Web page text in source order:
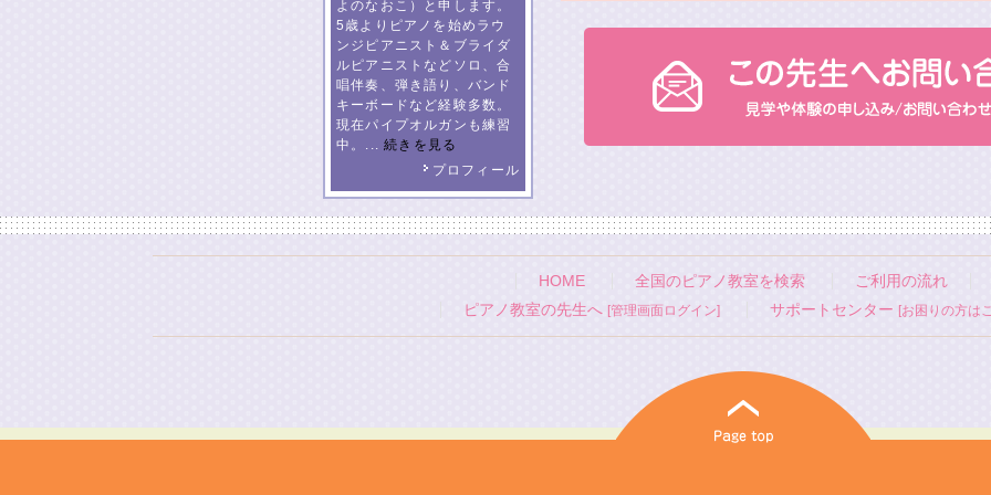
よのなおこ）と申します。
5歳よりピアノを始めラウ
ンジピアニスト＆ブライダ
ルピアニストなどソロ、合
唱伴奏、弾き語り、バンド
キーボードなど経験多数。
現在パイプオルガンも練習
中。...続きを見る
プロフィール
HOME 全国のピアノ教室を検索
ご利用の流れ
ピアノ教室の先生へ [管理画面ログイン] サポートセンター [お困りの方は